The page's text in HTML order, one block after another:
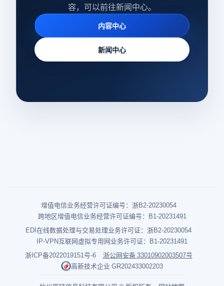
容，可以前往新闻中心。
内容中心
新闻中心
增值电信业务经营许可证编号：浙B2-20230054
跨地区增值电信业务经营许可证编号：B1-20231491
EDI在线数据处理与交易处理业务许可证：浙B2-20230054
IP-VPN互联网虚拟专用网业务许可证：B1-20231491
浙ICP备2022019151号-6
浙公网安备 33010902003507号
高新技术企业 GR202433002203